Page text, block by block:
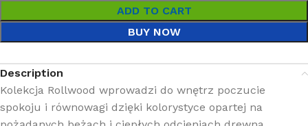
ADD TO CART
BUY NOW
Description
Kolekcja Rollwood wprowadzi do wnętrz poczucie
spokoju i równowagi dzięki kolorystyce opartej na